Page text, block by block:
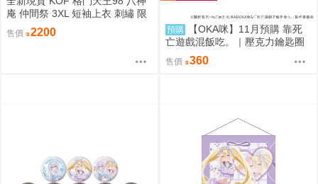
庵 仲間祭 3XL 短袖上衣 刺繡 限
定聯名
售價 2200 預購
【OKA咪】11月預購 靠死
亡遊戲混飯吃。｜壓克力鑰匙圈
02/盲抽(8種)(官方&新繪插畫) 隨
機一款
售價 360